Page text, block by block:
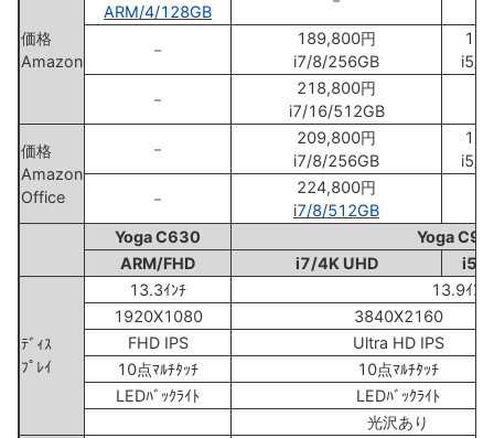
価格
Amazon
ARM/4/128GB
－
189,800円
i7/8/256GB
i5/
－
218,800円
i7/16/512GB
価格
Amazon
Office
－
209,800円
i7/8/256GB
i5/
－
224,800円
i7/8/512GB
Yoga C630
Yoga
ARM/FHD
i7/4K UHD i5/
ﾃﾞｨｽ
ﾌﾟﾚｲ
13.3ｲﾝﾁ
13.9ｲﾝﾁ
1920X1080
3840X2160
FHD IPS
Ultra HD IPS
10点ﾏﾙﾁﾀｯﾁ
10点ﾏﾙﾁﾀｯﾁ
LEDﾊﾞｯｸﾗｲﾄ
LEDﾊﾞｯｸﾗｲﾄ
光沢あり